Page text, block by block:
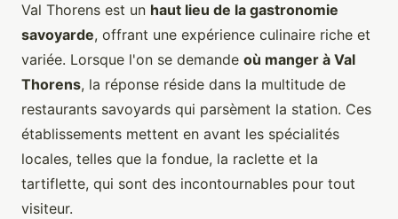
Val Thorens est un haut lieu de la gastronomie
savoyarde, offrant une expérience culinaire riche et
variée. Lorsque l'on se demande où manger à Val
Thorens, la réponse réside dans la multitude de
restaurants savoyards qui parsèment la station. Ces
établissements mettent en avant les spécialités
locales, telles que la fondue, la raclette et la
tartiflette, qui sont des incontournables pour tout
visiteur.